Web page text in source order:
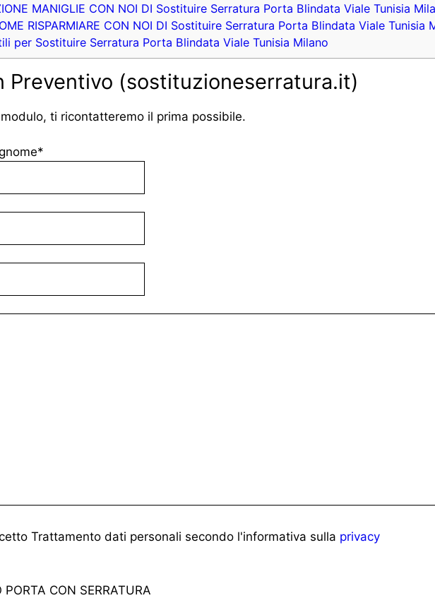
MANIGLIE CON NOI DI Sostituire Serratura Porta Blindata Viale Tunisia
RISPARMIARE CON NOI DI Sostituire Serratura Porta Blindata Viale Tunisia
per Sostituire Serratura Porta Blindata Viale Tunisia Milano
Preventivo (sostituzioneserratura.it)
ti ricontatteremo il prima possibile.
*
Trattamento dati personali secondo l'informativa sulla privacy
PORTA CON SERRATURA